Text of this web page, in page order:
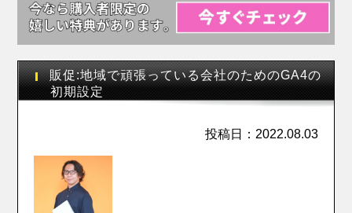
販促:地域で頑張っている会社のためのGA4の
初期設定
投稿日：2022.08.03